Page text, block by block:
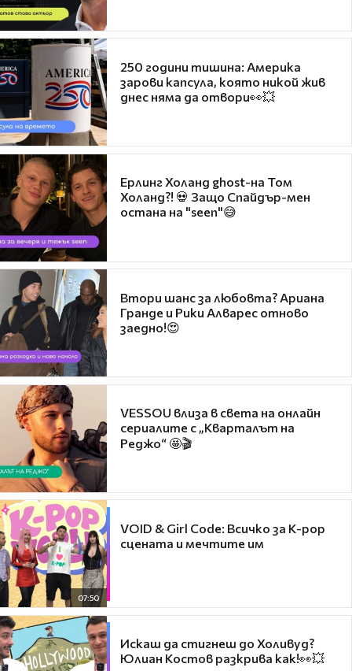
250 години тишина: Америка
зарови капсула, която никой жив
днес няма да отвори👀💥
Ерлинг Холанд ghost-на Том
Холанд?! 💀 Защо Спайдър-мен
остана на "seen"😅
Втори шанс за любовта? Ариана
Гранде и Рики Алварес отново
заедно!😍
VESSOU влиза в света на онлайн
сериалите с „Кварталът на
Реджо“ 🤩🎬
07:50
VOID & Girl Code: Всичко за K-pop
сцената и мечтите им
Искаш да стигнеш до Холивуд?
Юлиан Костов разкрива как!👀💥